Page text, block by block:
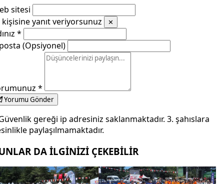
sitesi
kişisine yanıt veriyorsunuz
✕
*
(Opsiyonel)
*
Yorumu Gönder
gereği ip adresiniz saklanmaktadır. 3. şahıslara
paylaşılmamaktadır.
DA İLGİNİZİ ÇEKEBİLİR